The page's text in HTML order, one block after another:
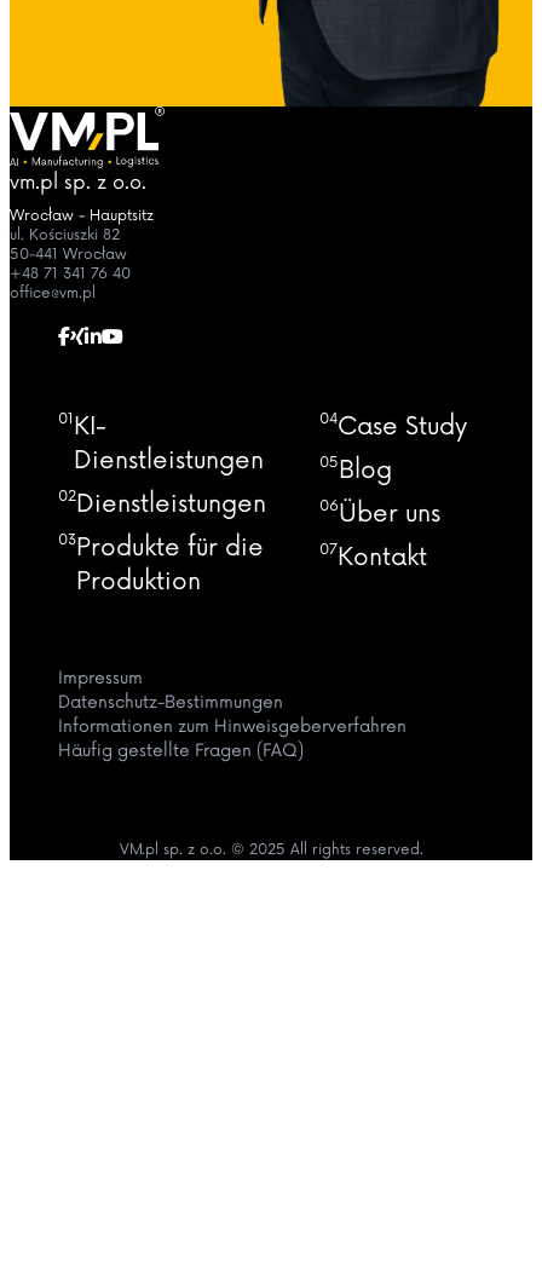
vm.pl sp. z o.o.
Wrocław - Hauptsitz
ul. Kościuszki 82
50-441 Wrocław
+48 71 341 76 40
office@vm.pl
01 KI-
Dienstleistungen
02Dienstleistungen
03Produkte für die
Produktion
04Case Study
05Blog
06Über uns
07Kontakt
Impressum
Datenschutz-Bestimmungen
Informationen zum Hinweisgeberverfahren
Häufig gestellte Fragen (FAQ)
VM.pl sp. z o.o. © 2025 All rights reserved.